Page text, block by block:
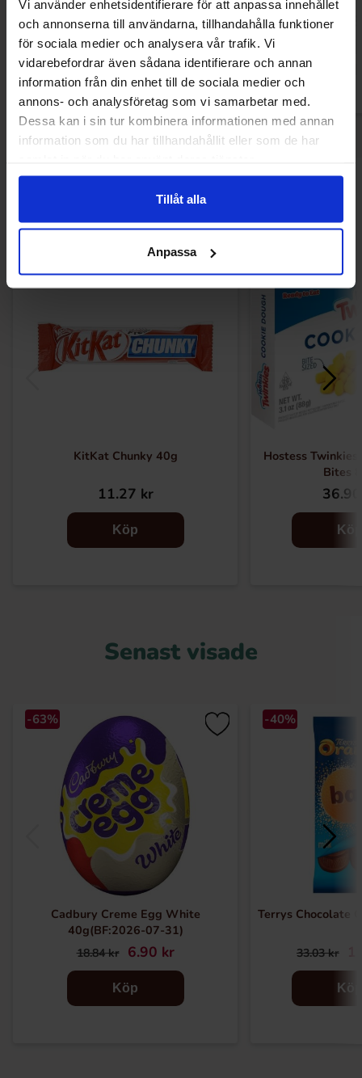
Vi använder enhetsidentifierare för att anpassa innehållet
och annonserna till användarna, tillhandahålla funktioner
för sociala medier och analysera vår trafik. Vi
vidarebefordrar även sådana identifierare och annan
information från din enhet till de sociala medier och
annons- och analysföretag som vi samarbetar med.
Dessa kan i sin tur kombinera informationen med annan
information som du har tillhandahållit eller som de har
Tillåt alla
Anpassa
33.03 kr 24.90 kr
Köp
Andra gillade
KitKat Chunky 40g
11.27 kr
Köp
Hostess Twinkies
Bites
Köp
Senast visade
-63%
Cadbury Creme Egg White
40g(BF:2026-07-31)
18.84 kr 6.90 kr
Köp
-40%
Terrys Chocolate
33.03 kr
Köp